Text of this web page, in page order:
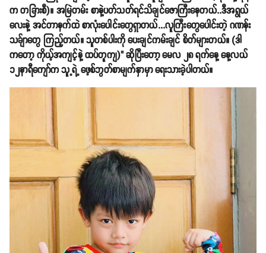
က တခြားစီ)။ အမြဲတမ်း စာနဲ့ပတ်သတ်ရင်သိချင်ဇောကြီးနေတယ်..ဒီအရွယ်
လေးနဲ့ အင်တာနက်ထဲ စာလုံးပေါင်းတွေရှာတယ်...လူကြီးတွေပေါင်းတဲ့ ဂဏန်း
သခ်ျာတွေ ကြည့်တယ်။ သူတစ်ပါးကို ပေးချင်ကမ်းချင် စိတ်များတယ်။ (ဒါ
ကတော့ ကိုယ့်အကျင့်နဲ့ ထပ်တူကျ)" ဆိုပြီးတော့ မေလ ၂၈ ရက်နေ့ နေ့လယ်
၁၂နာရီကျော်က သူ့ရဲ့ ဖေ့စ်ဘွတ်စာမျက်နှာမှာ ရေးသားခဲ့ပါတယ်။